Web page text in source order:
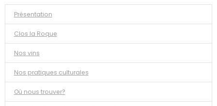
Présentation
Clos la Roque
Nos vins
Nos pratiques culturales
Où nous trouver?